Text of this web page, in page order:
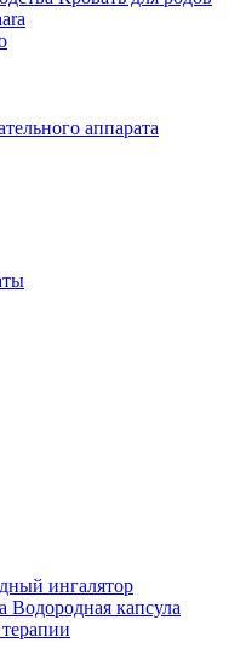
аппарата
ингалятор
Водородная капсула